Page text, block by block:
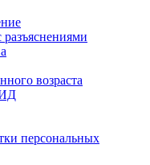
возраста
персональных